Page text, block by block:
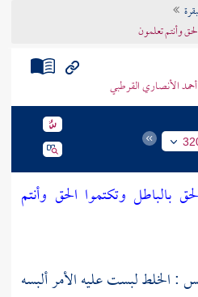
وأنتم تعلمون
الأنصاري القرطبي
بالباطل وتكتموا الحق وأنتم
: الخلط لبست عليه الأمر ألبسه